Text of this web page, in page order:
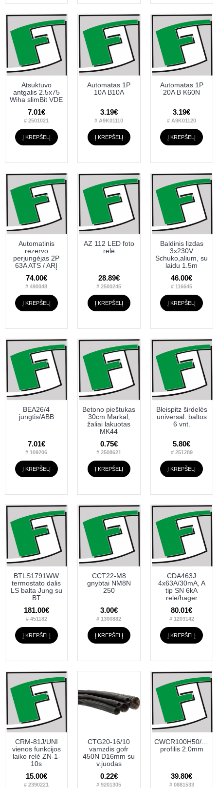
Atsuktuvo
antgalis 2.5x75
Wiha slimBit VDE
7.01€
# 2501021
Į KREPŠELĮ
Automatas 1P
10A B10A
3.19€
# A9K01110
Į KREPŠELĮ
Automatas 1P
20A B K60N
3.19€
# A9K01120
Į KREPŠELĮ
Automatinis
rezervo
perjungėjas 2P
63A ATS / ARĮ
74.00€
# 490048
Į KREPŠELĮ
AZ 112 LED foto
relė
28.89€
# 2500245
Į KREPŠELĮ
Baldinis lizdas
3x230V
Schuko,alium, su
laidu 1.5m
46.00€
# 116645
Į KREPŠELĮ
BEA26/4
jungtis/ABB
7.01€
# 109206
Į KREPŠELĮ
Betono pieštukas
30cm Markal,
žaliai lakuotas
MK44
0.75€
# 2508621
Į KREPŠELĮ
Bleispitz širdelės
universal. baltos
6 vnt.
5.80€
# 251289
Į KREPŠELĮ
BTLS1791WW
termostato dalis
LS balta Jung su
BT
181.00€
# 451182
Į KREPŠELĮ
CCT22-M8
gnybtai NM8N
250
3.00€
# 1300882
Į KREPŠELĮ
CDA463J
4x63A/30mA, A
tip SN 6kA
relė/hager
80.01€
# 1203142
Į KREPŠELĮ
CRM-81J/UNI
vienos funkcijos
laiko relė ZN-1-
10s
15.00€
# 2390221
CTG20-16/10
vamzdis gofr
450N D16mm su
v.juodas
0.22€
# 9201305
CWCR100H50/
profilis 2.0mm
39.80€
# 0881533